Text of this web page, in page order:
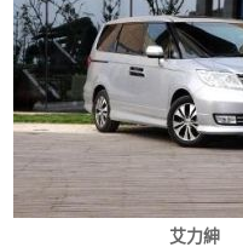
艾力紳